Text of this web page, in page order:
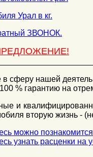
Урал в кг.
ЗВОНОК.
в сферу нашей
% гарантию на
и
вторую жизнь -
можно
узнать расценки на